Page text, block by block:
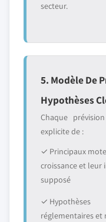
secteur.
5. Modèle De
Hypothèses
Chaque
explicite de :
✓ Principaux
croissance et leur
supposé
✓ Hypothèses
réglementaires et